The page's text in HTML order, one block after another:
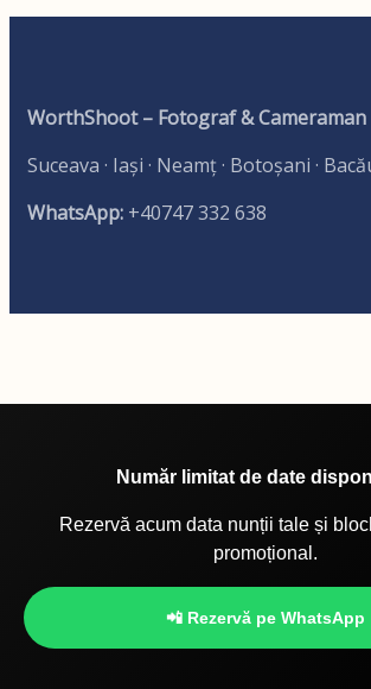
WorthShoot – Fotograf &
Suceava · Iași · Neamț · Botoșani ·
WhatsApp: +40747 332 638
Număr limitat de date
Rezervă acum data nunții tale și
promoțional.
📲 Rezervă pe WhatsApp